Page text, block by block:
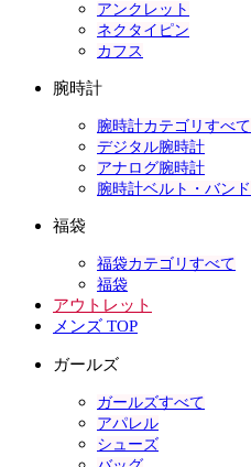
アンクレット
ネクタイピン
カフス
腕時計
腕時計カテゴリすべて
デジタル腕時計
アナログ腕時計
腕時計ベルト・バンド
福袋
福袋カテゴリすべて
福袋
アウトレット
メンズ TOP
ガールズ
ガールズすべて
アパレル
シューズ